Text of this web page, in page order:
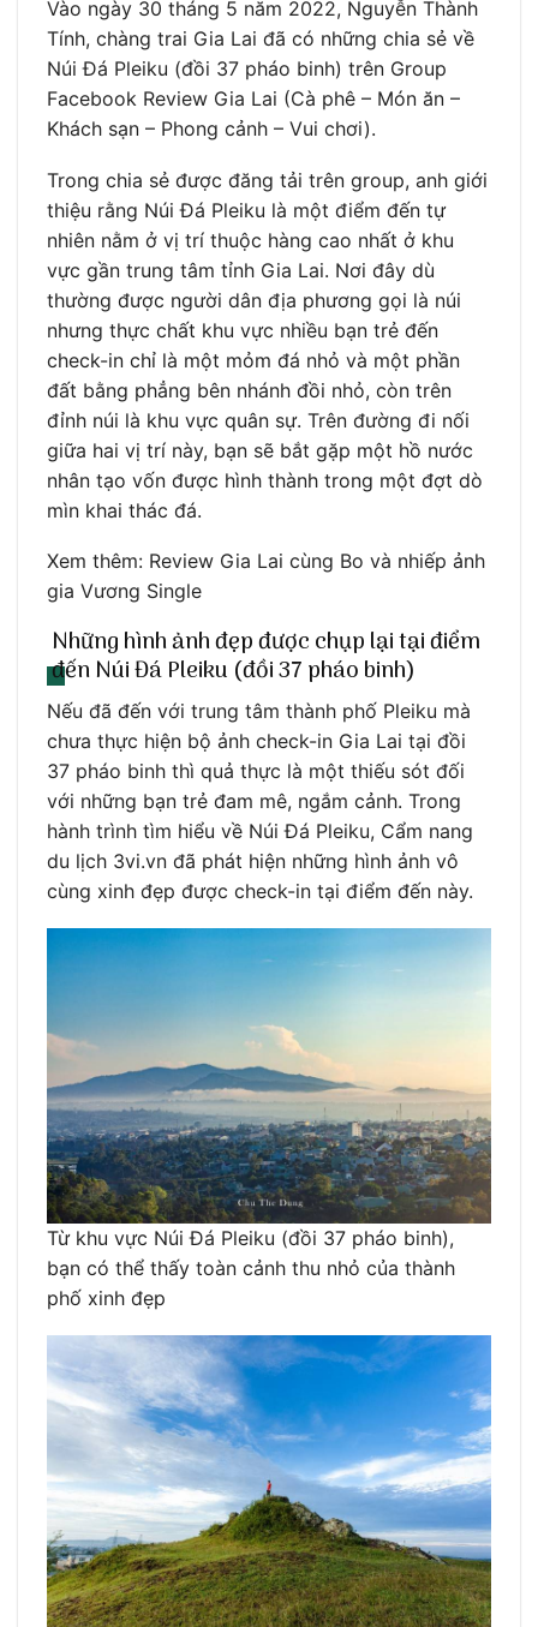
Vào ngày 30 tháng 5 năm 2022, Nguyễn Thành
Tính, chàng trai Gia Lai đã có những chia sẻ về
Núi Đá Pleiku (đồi 37 pháo binh) trên Group
Facebook Review Gia Lai (Cà phê – Món ăn –
Khách sạn – Phong cảnh – Vui chơi).
Trong chia sẻ được đăng tải trên group, anh giới
thiệu rằng Núi Đá Pleiku là một điểm đến tự
nhiên nằm ở vị trí thuộc hàng cao nhất ở khu
vực gần trung tâm tỉnh Gia Lai. Nơi đây dù
thường được người dân địa phương gọi là núi
nhưng thực chất khu vực nhiều bạn trẻ đến
check-in chỉ là một mỏm đá nhỏ và một phần
đất bằng phẳng bên nhánh đồi nhỏ, còn trên
đỉnh núi là khu vực quân sự. Trên đường đi nối
giữa hai vị trí này, bạn sẽ bắt gặp một hồ nước
nhân tạo vốn được hình thành trong một đợt dò
mìn khai thác đá.
Xem thêm: Review Gia Lai cùng Bo và nhiếp ảnh
gia Vương Single
Những hình ảnh đẹp được chụp lại tại điểm
đến Núi Đá Pleiku (đồi 37 pháo binh)
Nếu đã đến với trung tâm thành phố Pleiku mà
chưa thực hiện bộ ảnh check-in Gia Lai tại đồi
37 pháo binh thì quả thực là một thiếu sót đối
với những bạn trẻ đam mê, ngắm cảnh. Trong
hành trình tìm hiểu về Núi Đá Pleiku, Cẩm nang
du lịch 3vi.vn đã phát hiện những hình ảnh vô
cùng xinh đẹp được check-in tại điểm đến này.
Từ khu vực Núi Đá Pleiku (đồi 37 pháo binh),
bạn có thể thấy toàn cảnh thu nhỏ của thành
phố xinh đẹp